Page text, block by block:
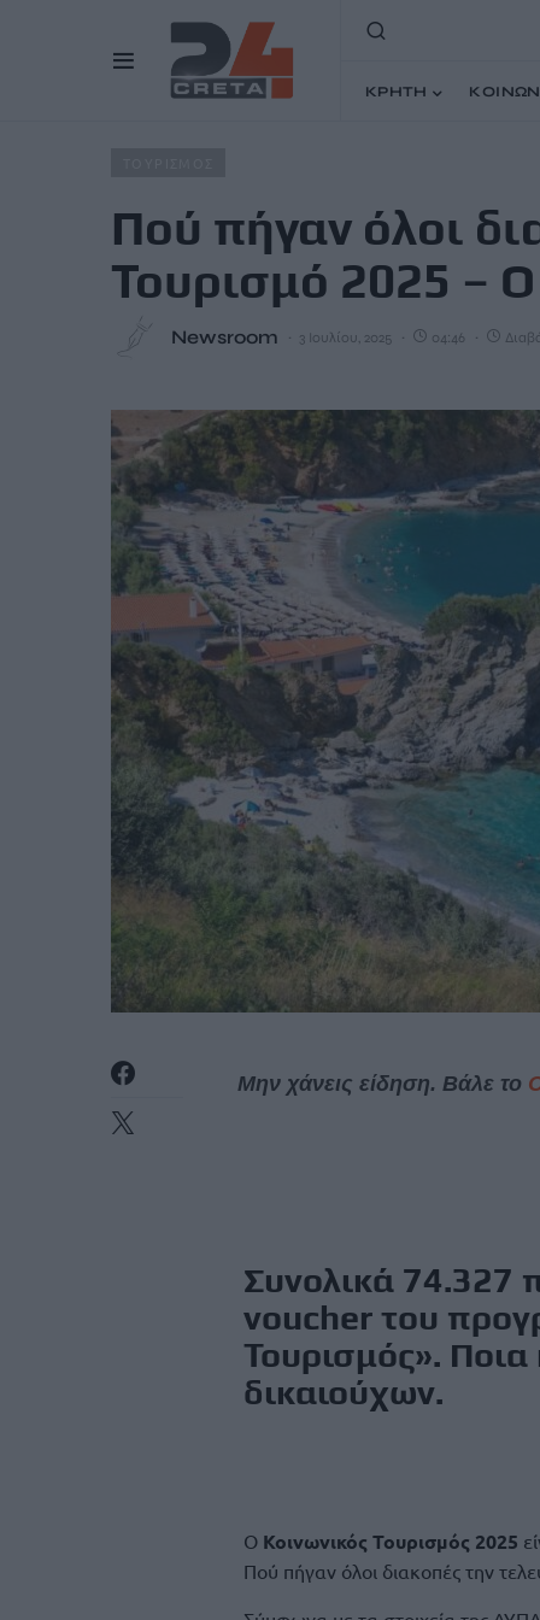
ΚΡΗΤΗ
Πού πήγαν όλοι
Τουρισμό 2025 –
Newsroom 3 Ιουλίου, 2025 04:46
Μην χάνεις είδηση. Βάλε το
Συνολικά 74.327
voucher του
Τουρισμός».
δικαιούχων.
Ο Κοινωνικός Τουρισμός 2025
Πού πήγαν όλοι διακοπές την